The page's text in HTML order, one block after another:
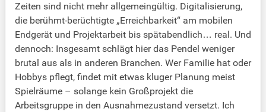
Zeiten sind nicht mehr allgemeingültig. Digitalisierung,
die berühmt-berüchtigte „Erreichbarkeit“ am mobilen
Endgerät und Projektarbeit bis spätabendlich… real. Und
dennoch: Insgesamt schlägt hier das Pendel weniger
brutal aus als in anderen Branchen. Wer Familie hat oder
Hobbys pflegt, findet mit etwas kluger Planung meist
Spielräume – solange kein Großprojekt die
Arbeitsgruppe in den Ausnahmezustand versetzt. Ich